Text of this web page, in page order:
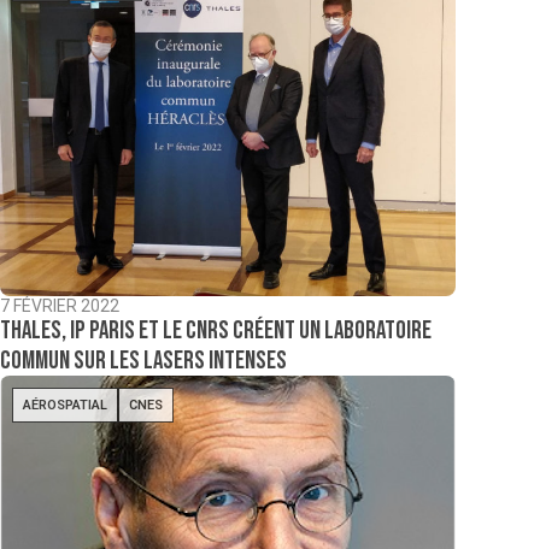
7 FÉVRIER 2022
Thales, IP Paris et le CNRS créent un laboratoire
commun sur les lasers intenses
AÉROSPATIAL CNES